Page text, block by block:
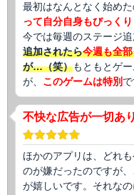
最初はなんとなく始めた
って自分自身もびっくり
今では毎週のステージ
追加されたら今週も全
が…（笑）もともとゲ
が、 このゲームは特別
不快な広告が一切あ
ほかのアプリは、どれ
のが嫌だったのですが
が嬉しいです。それなの